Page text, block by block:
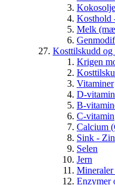
Kokosolje
Kosthold
Melk
Kosttilskudd og
Krigen
Vitaminer
D-vitamin
B-
C-vitamin
Calcium
Sink -
Selen
Jern
Enzymer